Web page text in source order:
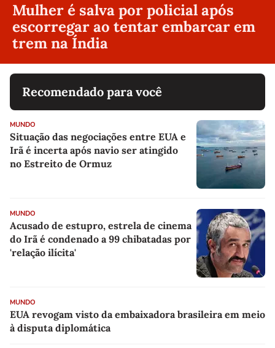
Mulher é salva por policial após
escorregar ao tentar embarcar em
trem na Índia
Recomendado para você
MUNDO
Situação das negociações entre EUA e
Irã é incerta após navio ser atingido
no Estreito de Ormuz
MUNDO
Acusado de estupro, estrela de cinema
do Irã é condenado a 99 chibatadas por
'relação ilícita'
MUNDO
EUA revogam visto da embaixadora brasileira em meio
à disputa diplomática